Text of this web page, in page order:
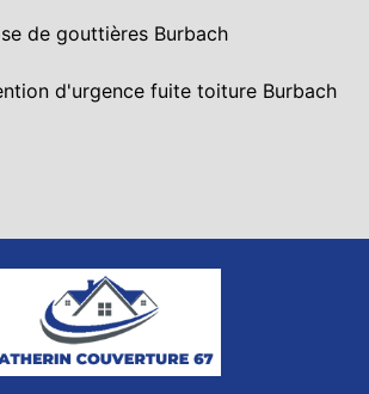
de gouttières Burbach
d'urgence fuite toiture Burbach